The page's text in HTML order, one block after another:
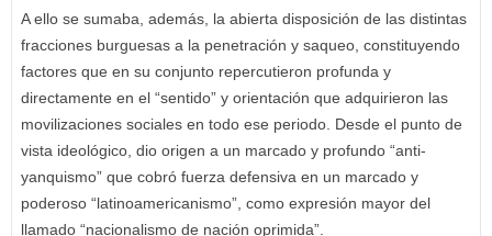
A ello se sumaba, además, la abierta disposición de las distintas
fracciones burguesas a la penetración y saqueo, constituyendo
factores que en su conjunto repercutieron profunda y
directamente en el “sentido” y orientación que adquirieron las
movilizaciones sociales en todo ese periodo. Desde el punto de
vista ideológico, dio origen a un marcado y profundo “anti-
yanquismo” que cobró fuerza defensiva en un marcado y
poderoso “latinoamericanismo”, como expresión mayor del
llamado “nacionalismo de nación oprimida”.